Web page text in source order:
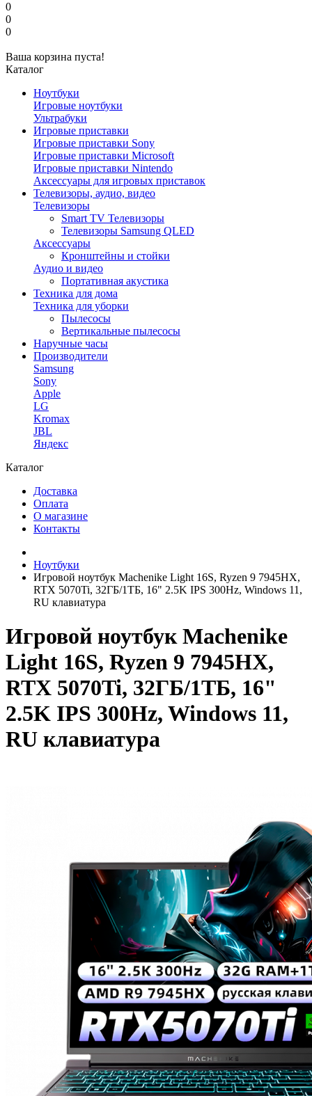
0
0
0
Ваша корзина пуста!
Каталог
Ноутбуки
Игровые ноутбуки
Ультрабуки
Игровые приставки
Игровые приставки Sony
Игровые приставки Microsoft
Игровые приставки Nintendo
Аксессуары для игровых приставок
Телевизоры, аудио, видео
Телевизоры
Smart TV Телевизоры
Телевизоры Samsung QLED
Аксессуары
Кронштейны и стойки
Аудио и видео
Портативная акустика
Техника для дома
Техника для уборки
Пылесосы
Вертикальные пылесосы
Наручные часы
Производители
Samsung
Sony
Apple
LG
Kromax
JBL
Яндекс
Каталог
Доставка
Оплата
О магазине
Контакты
Ноутбуки
Игровой ноутбук Machenike Light 16S, Ryzen 9 7945HX,
RTX 5070Ti, 32ГБ/1ТБ, 16" 2.5K IPS 300Hz, Windows 11,
RU клавиатура
Игровой ноутбук Machenike
Light 16S, Ryzen 9 7945HX,
RTX 5070Ti, 32ГБ/1ТБ, 16"
2.5K IPS 300Hz, Windows 11,
RU клавиатура